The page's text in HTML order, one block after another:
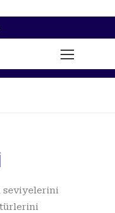
seviyelerini